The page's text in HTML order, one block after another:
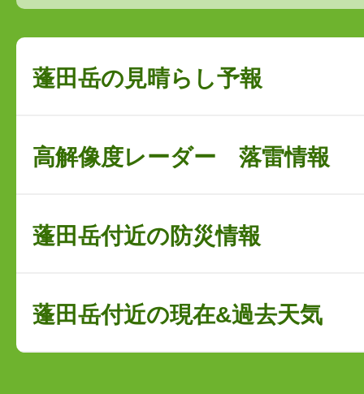
蓬田岳の見晴らし予報
高解像度レーダー 落雷情報
蓬田岳付近の防災情報
蓬田岳付近の現在&過去天気